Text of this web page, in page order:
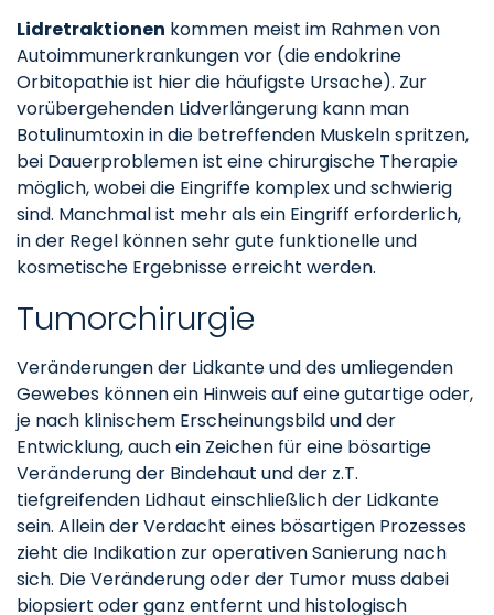
Lidretraktionen kommen meist im Rahmen von
Autoimmunerkrankungen vor (die endokrine
Orbitopathie ist hier die häufigste Ursache). Zur
vorübergehenden Lidverlängerung kann man
Botulinumtoxin in die betreffenden Muskeln spritzen,
bei Dauerproblemen ist eine chirurgische Therapie
möglich, wobei die Eingriffe komplex und schwierig
sind. Manchmal ist mehr als ein Eingriff erforderlich,
in der Regel können sehr gute funktionelle und
kosmetische Ergebnisse erreicht werden.
Tumorchirurgie
Veränderungen der Lidkante und des umliegenden
Gewebes können ein Hinweis auf eine gutartige oder,
je nach klinischem Erscheinungsbild und der
Entwicklung, auch ein Zeichen für eine bösartige
Veränderung der Bindehaut und der z.T.
tiefgreifenden Lidhaut einschließlich der Lidkante
sein. Allein der Verdacht eines bösartigen Prozesses
zieht die Indikation zur operativen Sanierung nach
sich. Die Veränderung oder der Tumor muss dabei
biopsiert oder ganz entfernt und histologisch